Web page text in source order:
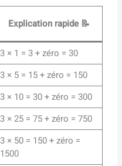
Explication rapide 📝
3 × 1 = 3 + zéro = 30
3 × 5 = 15 + zéro = 150
3 × 10 = 30 + zéro = 300
3 × 25 = 75 + zéro = 750
3 × 50 = 150 + zéro =
1500